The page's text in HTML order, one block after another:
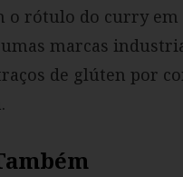
o rótulo do curry em
marcas
de glúten por